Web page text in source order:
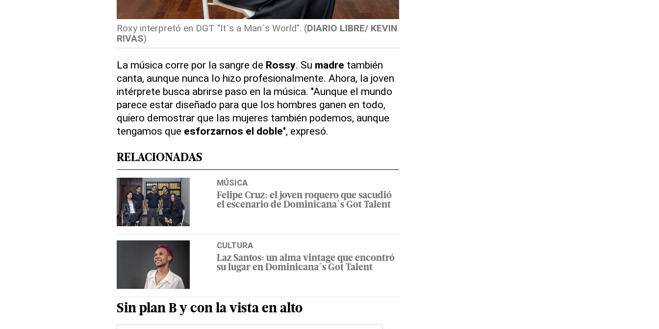
Roxy interpretó en DGT "It´s a Man´s World". (DIARIO LIBRE/ KEVIN
RIVAS)
La música corre por la sangre de Rossy. Su madre también
canta, aunque nunca lo hizo profesionalmente. Ahora, la joven
intérprete busca abrirse paso en la música. "Aunque el mundo
parece estar diseñado para que los hombres ganen en todo,
quiero demostrar que las mujeres también podemos, aunque
tengamos que esforzarnos el doble", expresó.
RELACIONADAS
MÚSICA
Felipe Cruz: el joven roquero que sacudió
el escenario de Dominicana´s Got Talent
CULTURA
Laz Santos: un alma vintage que encontró
su lugar en Dominicana´s Got Talent
Sin plan B y con la vista en alto